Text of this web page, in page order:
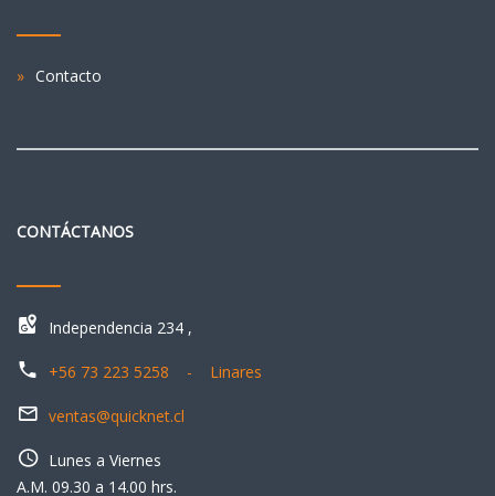
Contacto
CONTÁCTANOS
Independencia 234 ,
+56 73 223 5258 - Linares
ventas@quicknet.cl
Lunes a Viernes
A.M. 09.30 a 14.00 hrs.